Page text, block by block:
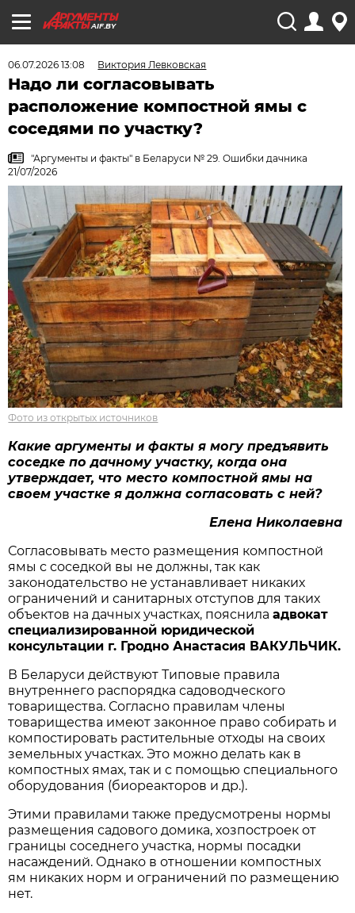
AIF.BY
06.07.2026 13:08 Виктория Левковская
Надо ли согласовывать
расположение компостной ямы с
соседями по участку?
"Аргументы и факты" в Беларуси № 29. Ошибки дачника
21/07/2026
Фото из открытых источников
Какие аргументы и факты я могу предъявить
соседке по дачному участку, когда она
утверждает, что место компостной ямы на
своем участке я должна согласовать с ней?
Елена Николаевна
Согласовывать место размещения компостной
ямы с соседкой вы не должны, так как
законодательство не устанавливает никаких
ограничений и санитарных отступов для таких
объектов на дачных участках, пояснилаадвокат
специализированной юридической
консультации г. Гродно Анастасия ВАКУЛЬЧИК.
В Беларуси действуют Типовые правила
внутреннего распорядка садоводческого
товарищества. Согласно правилам члены
товарищества имеют законное право собирать и
компостировать растительные отходы на своих
земельных участках. Это можно делать как в
компостных ямах, так и с помощью специального
оборудования (биореакторов и др.).
Этими правилами также предусмотрены нормы
размещения садового домика, хозпостроек от
границы соседнего участка, нормы посадки
насаждений. Однако в отношении компостных
ям никаких норм и ограничений по размещению
нет.